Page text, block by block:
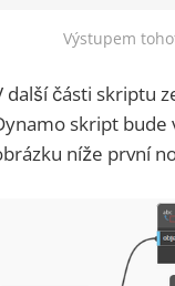
Výstupem
další části skriptu
skript bude
níže první